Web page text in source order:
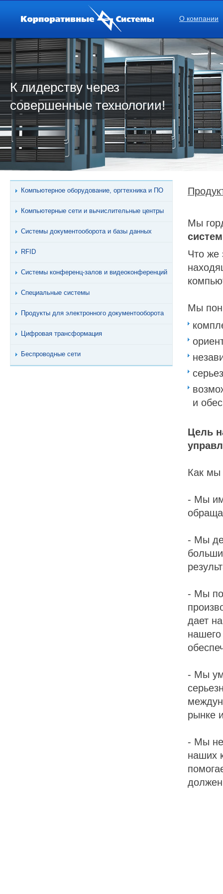
О компании
К лидерству через
совершенные технологии!
Компьютерное оборудование, оргтехника и ПО
Компьютерные сети и вычислительные центры
Системы документооборота и базы данных
RFID
Системы конференц-залов и видеоконференций
Специальные системы
Продукты для электронного документооборота
Цифровая трансформация
Беспроводные сети
Мы
Что же
Мы
и
Цель
Как мы
- Мы
- Мы
- Мы
дает
- Мы
рынке
- Мы не
наших